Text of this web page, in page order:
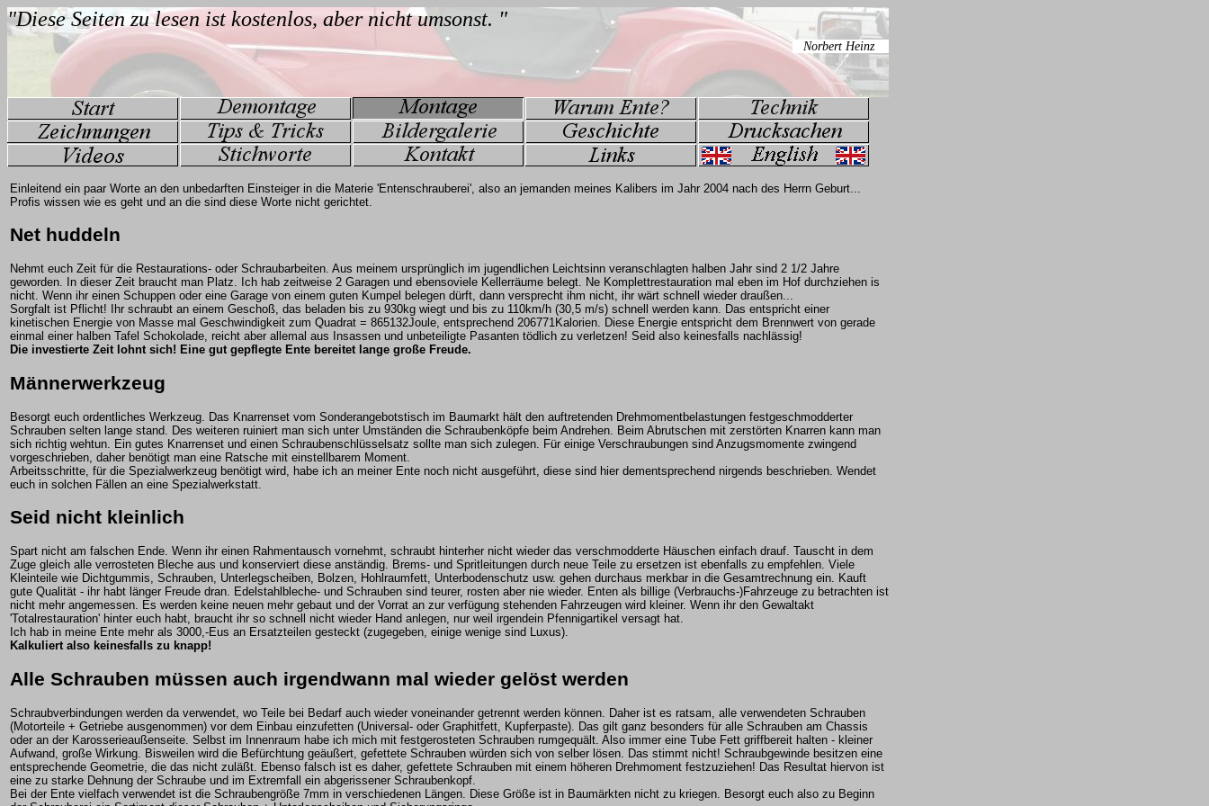
Einleitend ein paar Worte an den unbedarften Einsteiger in die Materie 'Entenschrauberei', also an jemanden meines Kalibers im Jahr 2004 nach des Herrn Geburt...
Profis wissen wie es geht und an die sind diese Worte nicht gerichtet.
Net huddeln
Nehmt euch Zeit für die Restaurations- oder Schraubarbeiten. Aus meinem ursprünglich im jugendlichen Leichtsinn veranschlagten halben Jahr sind 2 1/2 Jahre
geworden. In dieser Zeit braucht man Platz. Ich hab zeitweise 2 Garagen und ebensoviele Kellerräume belegt. Ne Komplettrestauration mal eben im Hof durchziehen is
nicht. Wenn ihr einen Schuppen oder eine Garage von einem guten Kumpel belegen dürft, dann versprecht ihm nicht, ihr wärt schnell wieder draußen...
Sorgfalt ist Pflicht! Ihr schraubt an einem Geschoß, das beladen bis zu 930kg wiegt und bis zu 110km/h (30,5 m/s) schnell werden kann. Das entspricht einer
kinetischen Energie von Masse mal Geschwindigkeit zum Quadrat = 865132Joule, entsprechend 206771Kalorien. Diese Energie entspricht dem Brennwert von gerade
einmal einer halben Tafel Schokolade, reicht aber allemal aus Insassen und unbeteiligte Pasanten tödlich zu verletzen! Seid also keinesfalls nachlässig!
Die investierte Zeit lohnt sich! Eine gut gepflegte Ente bereitet lange große Freude.
Männerwerkzeug
Besorgt euch ordentliches Werkzeug. Das Knarrenset vom Sonderangebotstisch im Baumarkt hält den auftretenden Drehmomentbelastungen festgeschmodderter
Schrauben selten lange stand. Des weiteren ruiniert man sich unter Umständen die Schraubenköpfe beim Andrehen. Beim Abrutschen mit zerstörten Knarren kann man
sich richtig wehtun. Ein gutes Knarrenset und einen Schraubenschlüsselsatz sollte man sich zulegen. Für einige Verschraubungen sind Anzugsmomente zwingend
vorgeschrieben, daher benötigt man eine Ratsche mit einstellbarem Moment.
Arbeitsschritte, für die Spezialwerkzeug benötigt wird, habe ich an meiner Ente noch nicht ausgeführt, diese sind hier dementsprechend nirgends beschrieben. Wendet
euch in solchen Fällen an eine Spezialwerkstatt.
Seid nicht kleinlich
Spart nicht am falschen Ende. Wenn ihr einen Rahmentausch vornehmt, schraubt hinterher nicht wieder das verschmodderte Häuschen einfach drauf. Tauscht in dem
Zuge gleich alle verrosteten Bleche aus und konserviert diese anständig. Brems- und Spritleitungen durch neue Teile zu ersetzen ist ebenfalls zu empfehlen. Viele
Kleinteile wie Dichtgummis, Schrauben, Unterlegscheiben, Bolzen, Hohlraumfett, Unterbodenschutz usw. gehen durchaus merkbar in die Gesamtrechnung ein. Kauft
gute Qualität - ihr habt länger Freude dran. Edelstahlbleche- und Schrauben sind teurer, rosten aber nie wieder. Enten als billige (Verbrauchs-)Fahrzeuge zu betrachten ist
nicht mehr angemessen. Es werden keine neuen mehr gebaut und der Vorrat an zur verfügung stehenden Fahrzeugen wird kleiner. Wenn ihr den Gewaltakt
'Totalrestauration' hinter euch habt, braucht ihr so schnell nicht wieder Hand anlegen, nur weil irgendein Pfennigartikel versagt hat.
Ich hab in meine Ente mehr als 3000,-Eus an Ersatzteilen gesteckt (zugegeben, einige wenige sind Luxus).
Kalkuliert also keinesfalls zu knapp!
Alle Schrauben müssen auch irgendwann mal wieder gelöst werden
Schraubverbindungen werden da verwendet, wo Teile bei Bedarf auch wieder voneinander getrennt werden können. Daher ist es ratsam, alle verwendeten Schrauben
(Motorteile + Getriebe ausgenommen) vor dem Einbau einzufetten (Universal- oder Graphitfett, Kupferpaste). Das gilt ganz besonders für alle Schrauben am Chassis
oder an der Karosserieaußenseite. Selbst im Innenraum habe ich mich mit festgerosteten Schrauben rumgequält. Also immer eine Tube Fett griffbereit halten - kleiner
Aufwand, große Wirkung. Bisweilen wird die Befürchtung geäußert, gefettete Schrauben würden sich von selber lösen. Das stimmt nicht! Schraubgewinde besitzen eine
entsprechende Geometrie, die das nicht zuläßt. Ebenso falsch ist es daher, gefettete Schrauben mit einem höheren Drehmoment festzuziehen! Das Resultat hiervon ist
eine zu starke Dehnung der Schraube und im Extremfall ein abgerissener Schraubenkopf.
Bei der Ente vielfach verwendet ist die Schraubengröße 7mm in verschiedenen Längen. Diese Größe ist in Baumärkten nicht zu kriegen. Besorgt euch also zu Beginn